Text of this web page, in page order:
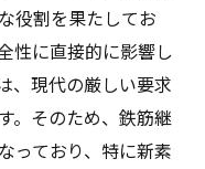
役割を果たしてお
性に直接的に影響し
、現代の厳しい要求
。そのため、鉄筋継
っており、特に新素